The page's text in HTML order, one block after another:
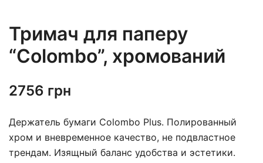
Тримач для паперу
“Colombo”, хромований
2756 грн
Держатель бумаги Colombo Plus. Полированный
хром и вневременное качество, не подвластное
трендам. Изящный баланс удобства и эстетики.